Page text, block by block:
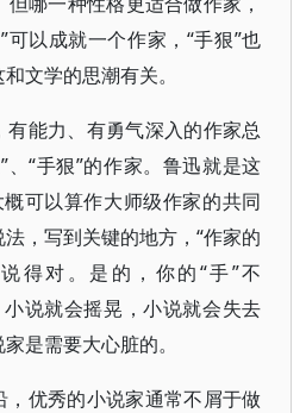
可以成就一个作家，“手狠”也
文学的思潮有关。
有能力、有勇气深入的作家总
、“手狠”的作家。鲁迅就是这
概可以算作大师级作家的共同
，写到关键的地方，“作家的
得对。是的，你的“手”不
小说就会摇晃，小说就会失去
是需要大心脏的。
，优秀的小说家通常不屑于做